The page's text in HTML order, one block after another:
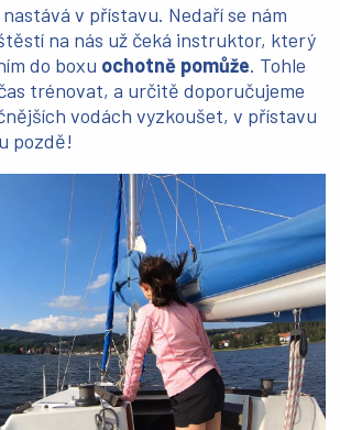
v přístavu. Nedaří se nám
na nás už čeká instruktor, který
do boxu ochotně pomůže. Tohle
trénovat, a určitě doporučujeme
vodách vyzkoušet, v přístavu
pozdě!